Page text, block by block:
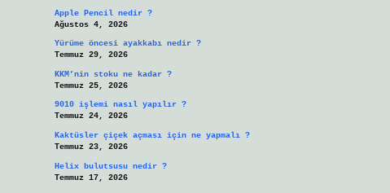
Apple Pencil nedir ?
Ağustos 4, 2026
Yürüme öncesi ayakkabı nedir ?
Temmuz 29, 2026
KKM’nin stoku ne kadar ?
Temmuz 25, 2026
9010 işlemi nasıl yapılır ?
Temmuz 24, 2026
Kaktüsler çiçek açması için ne yapmalı ?
Temmuz 23, 2026
Helix bulutsusu nedir ?
Temmuz 17, 2026